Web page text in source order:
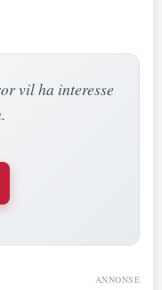
vil ha interesse
ANNONSE